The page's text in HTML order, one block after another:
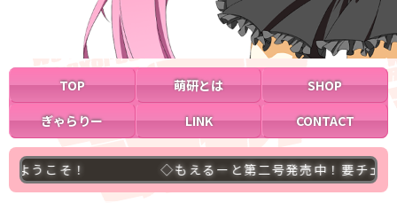
TOP 萌研とは
SHOP
ぎゃらりー
LINK CONTACT
そ！ ◇もえるーと第二号発売中！要チェックよ♪